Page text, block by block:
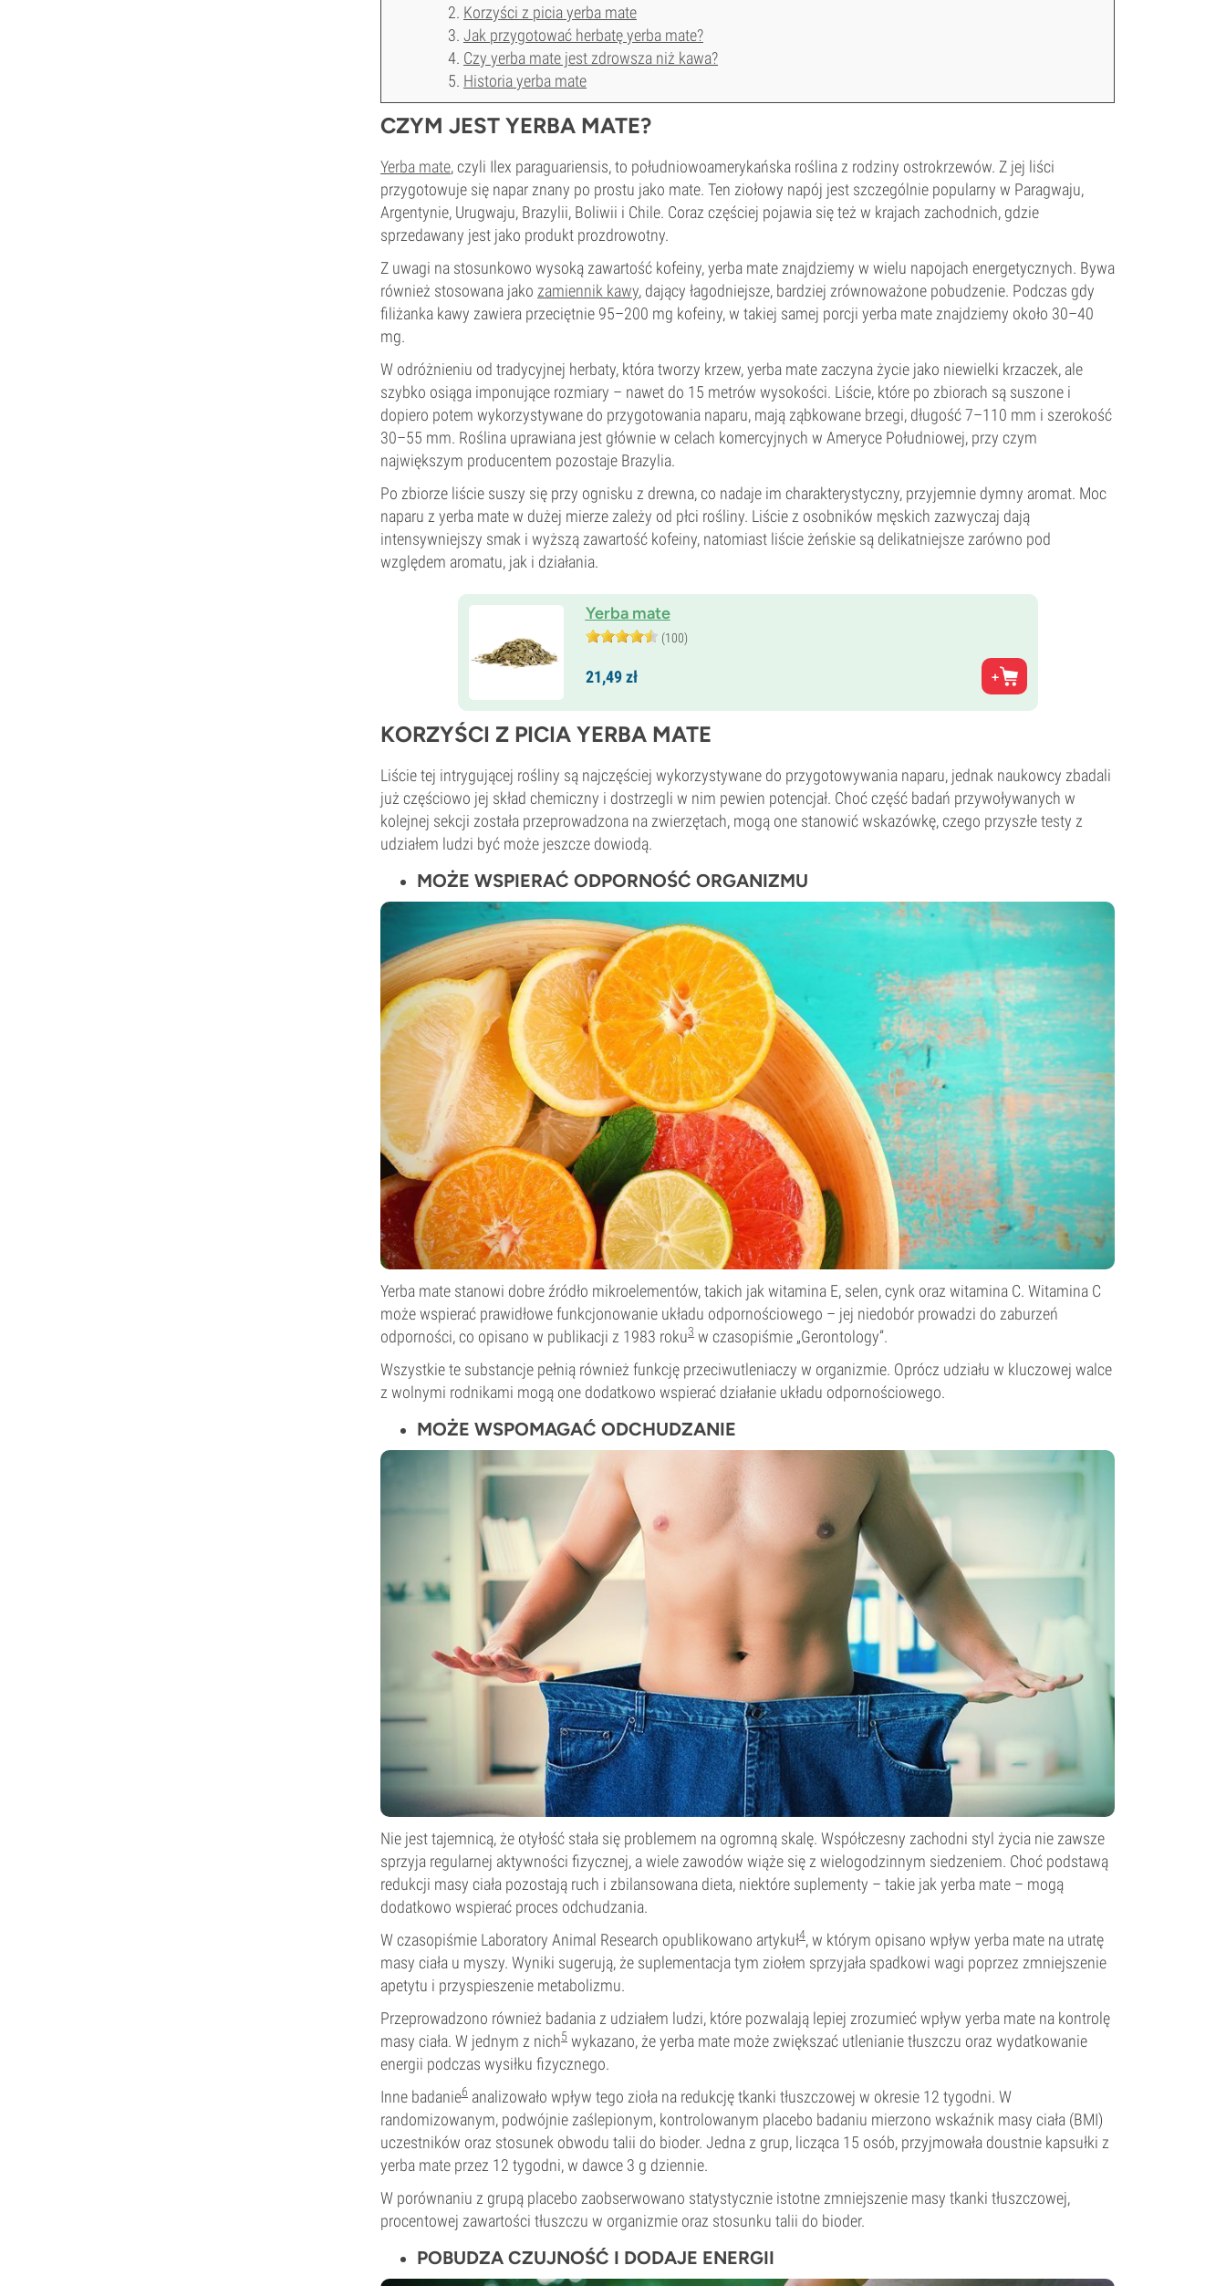
Korzyści z picia yerba mate
Jak przygotować herbatę yerba mate?
Czy yerba mate jest zdrowsza niż kawa?
Historia yerba mate
CZYM JEST YERBA MATE?
Yerba mate, czyli Ilex paraguariensis, to południowoamerykańska roślina z rodziny ostrokrzewów. Z jej liści
przygotowuje się napar znany po prostu jako mate. Ten ziołowy napój jest szczególnie popularny w Paragwaju,
Argentynie, Urugwaju, Brazylii, Boliwii i Chile. Coraz częściej pojawia się też w krajach zachodnich, gdzie
sprzedawany jest jako produkt prozdrowotny.
Z uwagi na stosunkowo wysoką zawartość kofeiny, yerba mate znajdziemy w wielu napojach energetycznych. Bywa
również stosowana jako zamiennik kawy, dający łagodniejsze, bardziej zrównoważone pobudzenie. Podczas gdy
filiżanka kawy zawiera przeciętnie 95–200 mg kofeiny, w takiej samej porcji yerba mate znajdziemy około 30–40
mg.
W odróżnieniu od tradycyjnej herbaty, która tworzy krzew, yerba mate zaczyna życie jako niewielki krzaczek, ale
szybko osiąga imponujące rozmiary – nawet do 15 metrów wysokości. Liście, które po zbiorach są suszone i
dopiero potem wykorzystywane do przygotowania naparu, mają ząbkowane brzegi, długość 7–110 mm i szerokość
30–55 mm. Roślina uprawiana jest głównie w celach komercyjnych w Ameryce Południowej, przy czym
największym producentem pozostaje Brazylia.
Po zbiorze liście suszy się przy ognisku z drewna, co nadaje im charakterystyczny, przyjemnie dymny aromat. Moc
naparu z yerba mate w dużej mierze zależy od płci rośliny. Liście z osobników męskich zazwyczaj dają
intensywniejszy smak i wyższą zawartość kofeiny, natomiast liście żeńskie są delikatniejsze zarówno pod
względem aromatu, jak i działania.
Yerba mate
(100)
21,49zł
KORZYŚCI Z PICIA YERBA MATE
Liście tej intrygującej rośliny są najczęściej wykorzystywane do przygotowywania naparu, jednak naukowcy zbadali
już częściowo jej skład chemiczny i dostrzegli w nim pewien potencjał. Choć część badań przywoływanych w
kolejnej sekcji została przeprowadzona na zwierzętach, mogą one stanowić wskazówkę, czego przyszłe testy z
udziałem ludzi być może jeszcze dowiodą.
MOŻE WSPIERAĆ ODPORNOŚĆ ORGANIZMU
Yerba mate stanowi dobre źródło mikroelementów, takich jak witamina E, selen, cynk oraz witamina C. Witamina C
może wspierać prawidłowe funkcjonowanie układu odpornościowego – jej niedobór prowadzi do zaburzeń
odporności, co opisano w publikacji z 1983 roku3 w czasopiśmie „Gerontology”.
Wszystkie te substancje pełnią również funkcję przeciwutleniaczy w organizmie. Oprócz udziału w kluczowej walce
z wolnymi rodnikami mogą one dodatkowo wspierać działanie układu odpornościowego.
MOŻE WSPOMAGAĆ ODCHUDZANIE
Nie jest tajemnicą, że otyłość stała się problemem na ogromną skalę. Współczesny zachodni styl życia nie zawsze
sprzyja regularnej aktywności fizycznej, a wiele zawodów wiąże się z wielogodzinnym siedzeniem. Choć podstawą
redukcji masy ciała pozostają ruch i zbilansowana dieta, niektóre suplementy – takie jak yerba mate – mogą
dodatkowo wspierać proces odchudzania.
W czasopiśmie Laboratory Animal Research opublikowano artykuł4, w którym opisano wpływ yerba mate na utratę
masy ciała u myszy. Wyniki sugerują, że suplementacja tym ziołem sprzyjała spadkowi wagi poprzez zmniejszenie
apetytu i przyspieszenie metabolizmu.
Przeprowadzono również badania z udziałem ludzi, które pozwalają lepiej zrozumieć wpływ yerba mate na kontrolę
masy ciała. W jednym z nich5 wykazano, że yerba mate może zwiększać utlenianie tłuszczu oraz wydatkowanie
energii podczas wysiłku fizycznego.
Inne badanie6 analizowało wpływ tego zioła na redukcję tkanki tłuszczowej w okresie 12 tygodni. W
randomizowanym, podwójnie zaślepionym, kontrolowanym placebo badaniu mierzono wskaźnik masy ciała (BMI)
uczestników oraz stosunek obwodu talii do bioder. Jedna z grup, licząca 15 osób, przyjmowała doustnie kapsułki z
yerba mate przez 12 tygodni, w dawce 3 g dziennie.
W porównaniu z grupą placebo zaobserwowano statystycznie istotne zmniejszenie masy tkanki tłuszczowej,
procentowej zawartości tłuszczu w organizmie oraz stosunku talii do bioder.
POBUDZA CZUJNOŚĆ I DODAJE ENERGII